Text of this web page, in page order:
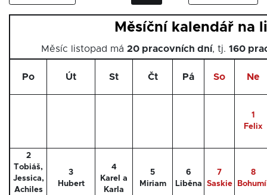
Měsíční kalendář na
Měsíc listopad má 20 pracovních dní, tj. 160
Po Út St Čt Pá So Ne
1
Felix
2
Tobiáš,
Jessica,
Achiles
3
Hubert
4
Karel a
Karla
5
Miriam
6
Liběna
7
Saskie
8